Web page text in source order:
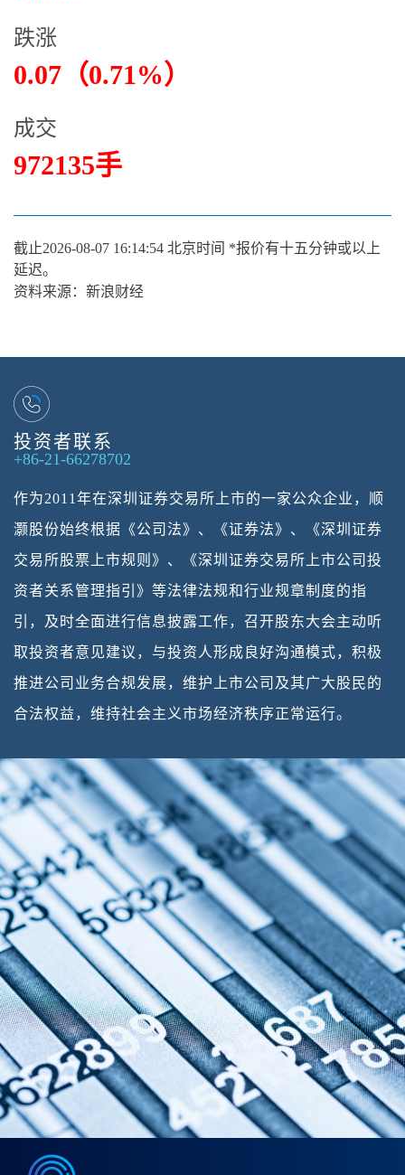
跌涨
0.07（0.71%）
成交
972135手
截止2026-08-07 16:14:54 北京时间 *报价有十五分钟或以上
延迟。
资料来源：新浪财经
投资者联系
+86-21-66278702
作为2011年在深圳证券交易所上市的一家公众企业，顺
灏股份始终根据《公司法》、《证券法》、《深圳证券
交易所股票上市规则》、《深圳证券交易所上市公司投
资者关系管理指引》等法律法规和行业规章制度的指
引，及时全面进行信息披露工作，召开股东大会主动听
取投资者意见建议，与投资人形成良好沟通模式，积极
推进公司业务合规发展，维护上市公司及其广大股民的
合法权益，维持社会主义市场经济秩序正常运行。